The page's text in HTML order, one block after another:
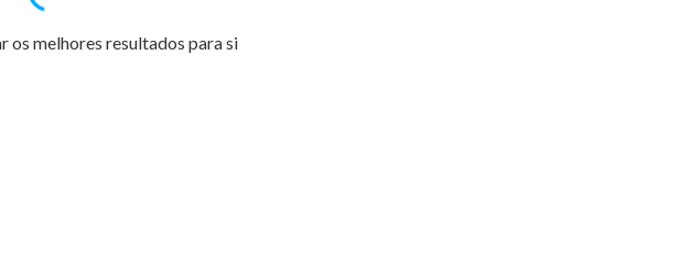
os melhores resultados para si